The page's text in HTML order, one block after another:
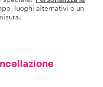
luoghi alternativi o un